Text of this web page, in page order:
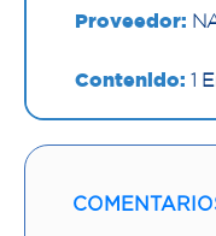
Proveedor:
Contenido: 1
Código: